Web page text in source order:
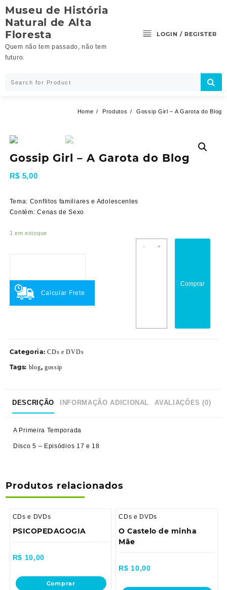
content
Museu de História
Natural de Alta
Floresta
Quem não tem passado, não tem
futuro.
LOGIN / REGISTER
Home Produtos Gossip Girl – A Garota do Blog
Gossip Girl – A Garota do Blog
R$ 5,00
Tema: Conflitos familiares e Adolescentes
Contém: Cenas de Sexo
1 em estoque
Calcular Frete
-
Gossip
+
Comprar
Categoria:CDs e DVDs
Tags: blog, gossip
DESCRIÇÃO INFORMAÇÃO ADICIONAL AVALIAÇÕES (0)
A Primeira Temporada
Disco 5 – Episódios 17 e 18
Produtos relacionados
CDs e DVDs
PSICOPEDAGOGIA
R$ 10,00
Comprar
CDs e DVDs
O Castelo de minha
Mãe
R$ 10,00